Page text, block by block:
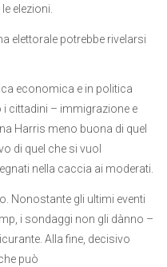
elezioni.
elettorale potrebbe rivelarsi
economica e in politica
cittadini – immigrazione e
Harris meno buona di quel
di quel che si vuol
nella caccia ai moderati.
Nonostante gli ultimi eventi
i sondaggi non gli dànno –
Alla fine, decisivo
può